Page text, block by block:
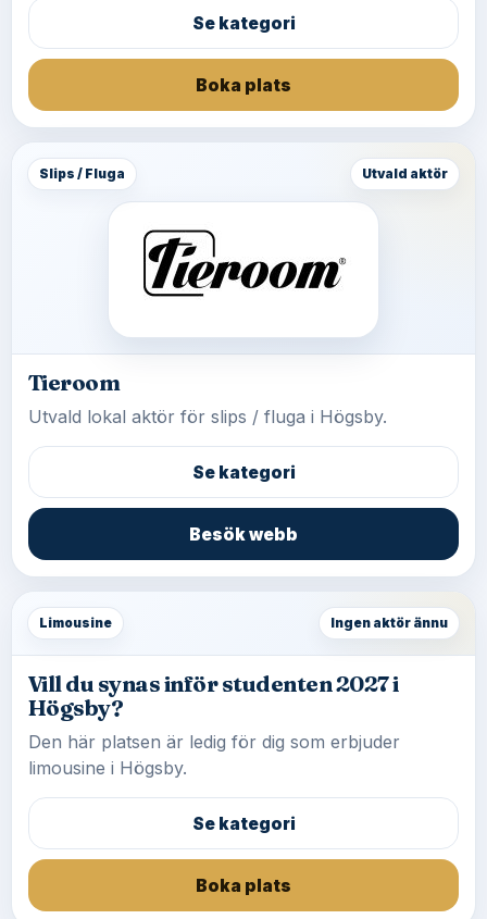
Se kategori
Boka plats
Slips / Fluga Utvald aktör
Tieroom
Utvald lokal aktör för slips / fluga i Högsby.
Se kategori
Besök webb
Limousine Ingen aktör ännu
Vill du synas inför studenten 2027 i
Högsby?
Den här platsen är ledig för dig som erbjuder
limousine i Högsby.
Se kategori
Boka plats